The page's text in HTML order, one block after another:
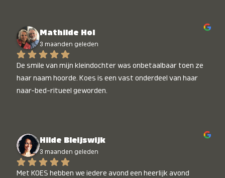
Mathilde Hol
3 maanden geleden
De smile van mijn kleindochter was onbetaalbaar toen ze
haar naam hoorde. Koes is een vast onderdeel van haar
naar-bed-ritueel geworden.
Hilde Bleijswijk
3 maanden geleden
Met KOES hebben we iedere avond een heerlijk avond